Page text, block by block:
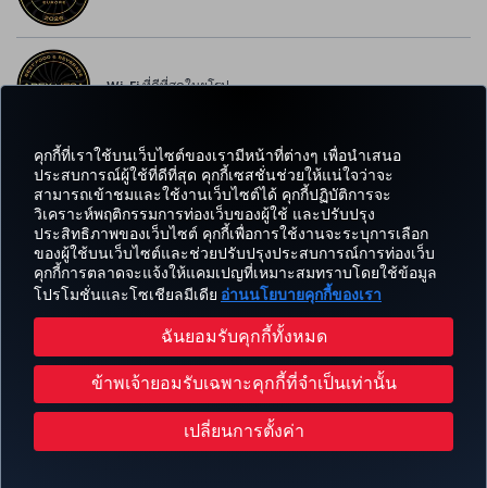
คุกกี้ที่เราใช้บนเว็บไซต์ของเรามีหน้าที่ต่างๆ เพื่อนำเสนอ
ประสบการณ์ผู้ใช้ที่ดีที่สุด คุกกี้เซสชั่นช่วยให้แน่ใจว่าจะ
สามารถเข้าชมและใช้งานเว็บไซต์ได้ คุกกี้ปฏิบัติการจะ
วิเคราะห์พฤติกรรมการท่องเว็บของผู้ใช้ และปรับปรุง
ประสิทธิภาพของเว็บไซต์ คุกกี้เพื่อการใช้งานจะระบุการเลือก
ของผู้ใช้บนเว็บไซต์และช่วยปรับปรุงประสบการณ์การท่องเว็บ
คุกกี้การตลาดจะแจ้งให้แคมเปญที่เหมาะสมทราบโดยใช้ข้อมูล
โปรโมชั่นและโซเชียลมีเดีย อ่านนโยบายคุกกี้ของเรา
ฉันยอมรับคุกกี้ทั้งหมด
ข้าพเจ้ายอมรับเฉพาะคุกกี้ที่จำเป็นเท่านั้น
เปลี่ยนการตั้งค่า
Wi-Fi ที่ดีที่สุดในยุโรป
Facebook
TwitterInstagram
YouTubeLinkedIn
Tiktokบล็อกพินเทอเรส
จอง
และ
จัดการ
ประสบการณ์
ข้อ
เสนอ
และจุด
หมาย
ปลาย
ทาง
ความ
ช่วย
เหลือ
ไมล์
รอย
ยิ้ม
CORPORATE
CLUB
TURKISH
AIRLINES
การจัดบริการให้ทั่วถึง นโยบายความเป็นส่วนตัวและคุกกี้ ประกาศทางกฎหมาย สิทธิ์ของผู้โดยสาร
เปลี่ยนการตั้งค่าคุกกี้ แผนการให้บริการลูกค้าของ US DOT สิทธิเจ้าของข้อมูลแห่งสหภาพยุโรป
Turkish Airlines สงวนลิขสิทธิ์ © 1996 - 2026